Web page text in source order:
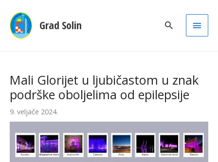
Grad Solin
Main
Mali Glorijet u ljubičastom u znak
podrške oboljelima od epilepsije
9. veljače 2024.